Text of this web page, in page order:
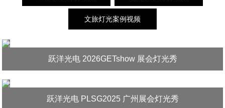
文旅灯光案例视频
跃洋光电 2026GETshow 展会灯光秀
跃洋光电 PLSG2025 广州展会灯光秀